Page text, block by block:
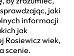
jaki
informacji
jak
Rosiewicz wiek,
scenie.